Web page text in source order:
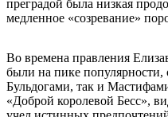
преградой была низкая
медленное «созревание»
Во времена правления
были на пике популярности,
Бульдогами, так и
«Доброй королевой Бесс»,